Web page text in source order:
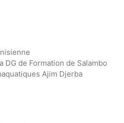
DG de Formation de Salambo
Ajim Djerba